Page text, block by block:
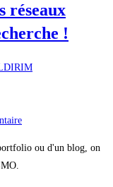
réseaux
!
ou d'un blog, on